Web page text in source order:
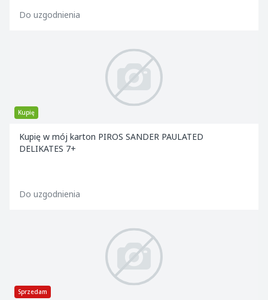
Do uzgodnienia
Kupię
Kupię w mój karton PIROS SANDER PAULATED
DELIKATES 7+
Do uzgodnienia
Sprzedam